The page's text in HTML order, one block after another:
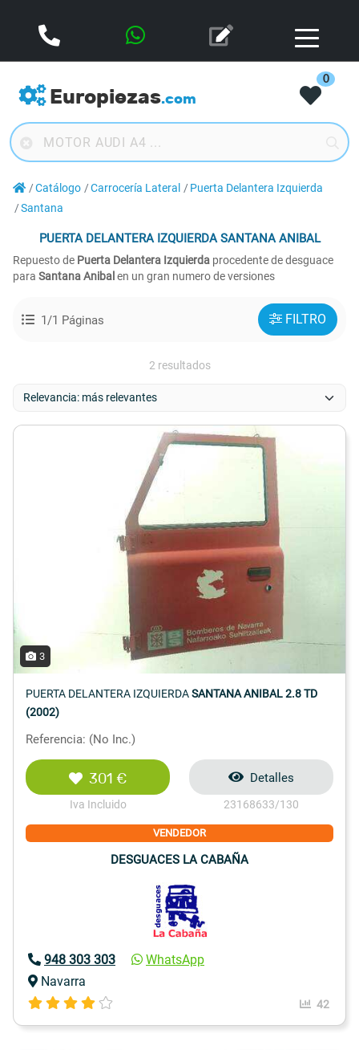
Europiezas.com
0
Catálogo Carrocería Lateral
Puerta Delantera Izquierda
Santana
PUERTA DELANTERA IZQUIERDASANTANA ANIBAL
Repuesto de Puerta Delantera Izquierda procedente de desguace
para Santana Anibal en un gran numero de versiones
1/1 Páginas FILTRO
2 resultados
3
PUERTA DELANTERA IZQUIERDASANTANA ANIBAL 2.8 TD
(2002)
Referencia: (No Inc.)
301 €
Iva Incluido
Detalles
23168633/130
VENDEDOR
DESGUACES LA CABAÑA
948 303 303
WhatsApp
Navarra
42